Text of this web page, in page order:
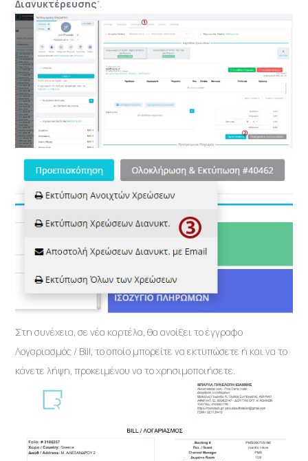
Διανυκτέρευσης“.
Στη συνέχεια, σε νέα καρτέλα, θα ανοίξει το έγγραφο
Λογαριασμός / Bill, το οποίο μπορείτε να εκτυπώσετε ή και να το
κάνετε λήψη, προκειμένου να το χρησιμοποιήσετε.